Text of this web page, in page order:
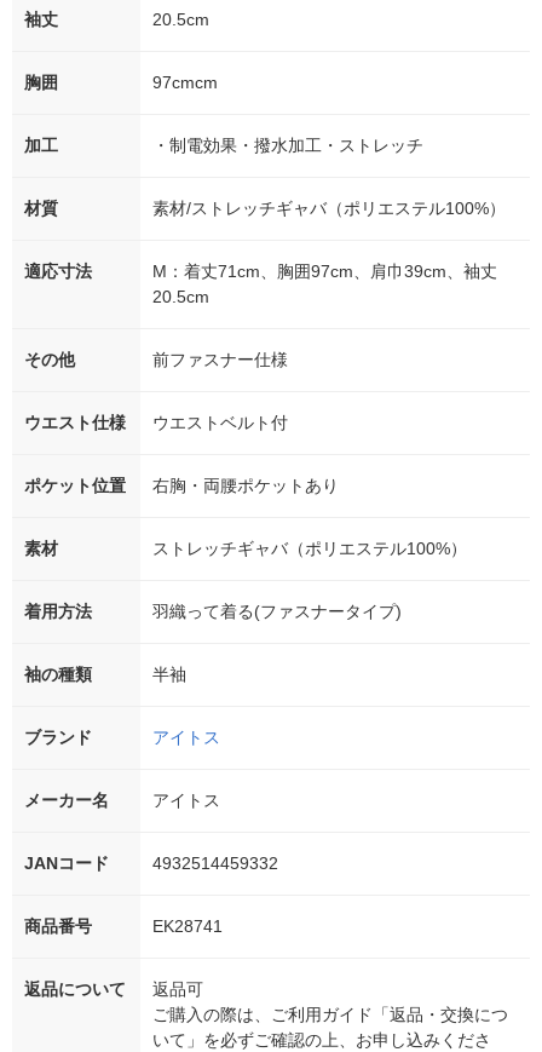
袖丈 20.5cm
胸囲 97cmcm
加工 ・制電効果・撥水加工・ストレッチ
材質 素材/ストレッチギャバ（ポリエステル100%）
適応寸法
M：着丈71cm、胸囲97cm、肩巾39cm、袖丈
20.5cm
その他 前ファスナー仕様
ウエスト仕様 ウエストベルト付
ポケット位置 右胸・両腰ポケットあり
素材 ストレッチギャバ（ポリエステル100%）
着用方法 羽織って着る(ファスナータイプ)
袖の種類 半袖
ブランド アイトス
メーカー名 アイトス
JANコード 4932514459332
商品番号 EK28741
返品について
返品可
ご購入の際は、ご利用ガイド「返品・交換につ
いて」を必ずご確認の上、お申し込みくださ